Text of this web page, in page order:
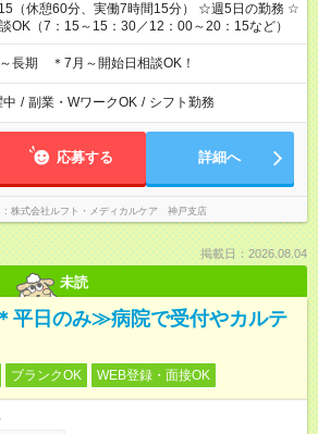
（休憩60分、実働7時間15分） ☆週5日の勤務 ☆
OK（7：15～15：30／12：00～20：15など）
長期 ＊7月～開始日相談OK！
/ 副業・WワークOK / シフト勤務
応募する 詳細へ
株式会社ルフト・メディカルケア 神戸支店
掲載日：2026.08.04
未読
平日のみ≫病院で受付やカルテ
ブランクOK WEB登録・面接OK